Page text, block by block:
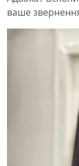
ваше